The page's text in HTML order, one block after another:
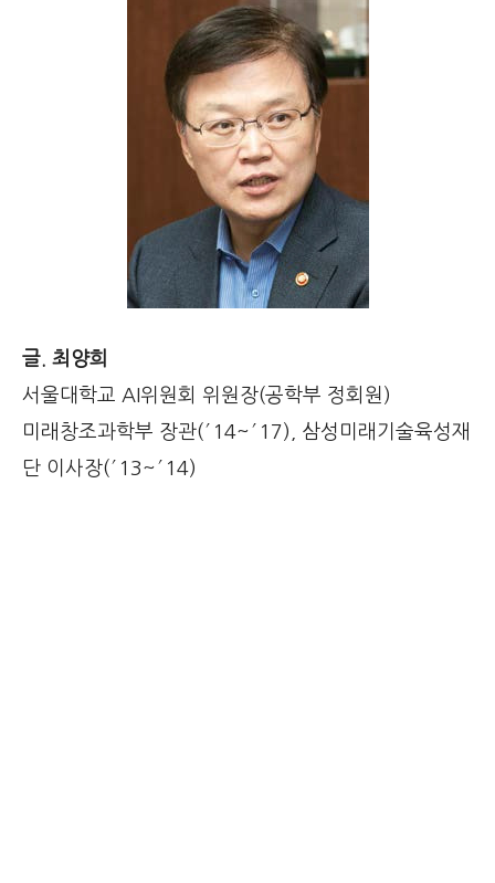
글. 최양희
서울대학교 AI위원회 위원장(공학부 정회원)
미래창조과학부 장관(′14~′17), 삼성미래기술육성재
단 이사장(′13~′14)